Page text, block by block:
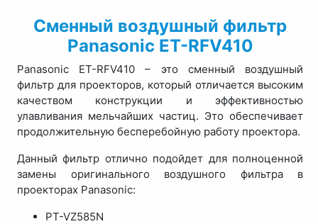
Сменный воздушный фильтр
Panasonic ET-RFV410
Panasonic ET-RFV410 – это сменный воздушный
фильтр для проекторов, который отличается высоким
качеством конструкции и эффективностью
улавливания мельчайших частиц. Это обеспечивает
продолжительную бесперебойную работу проектора.
Данный фильтр отлично подойдет для полноценной
замены оригинального воздушного фильтра в
проекторах Panasonic:
PT-VZ585N